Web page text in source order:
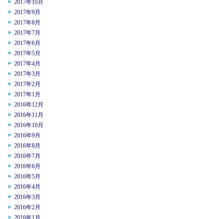
2017年10月
2017年9月
2017年8月
2017年7月
2017年6月
2017年5月
2017年4月
2017年3月
2017年2月
2017年1月
2016年12月
2016年11月
2016年10月
2016年9月
2016年8月
2016年7月
2016年6月
2016年5月
2016年4月
2016年3月
2016年2月
2016年1月